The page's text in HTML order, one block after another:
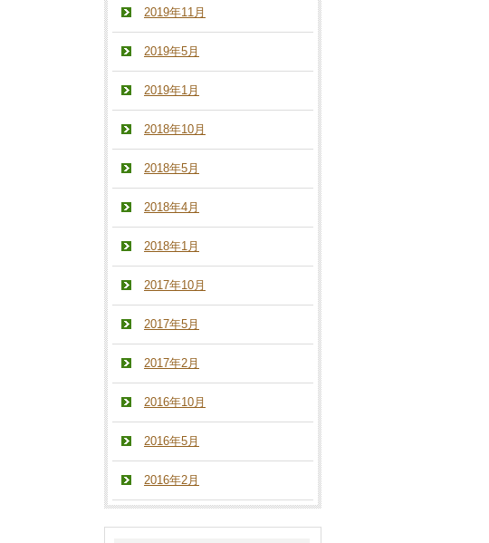
2019年11月
2019年5月
2019年1月
2018年10月
2018年5月
2018年4月
2018年1月
2017年10月
2017年5月
2017年2月
2016年10月
2016年5月
2016年2月